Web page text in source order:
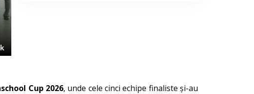
Cup 2026, unde cele cinci echipe finaliste și-au